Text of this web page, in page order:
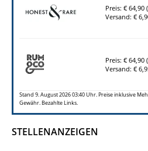
Preis: € 64,90
Versand: €
Preis: € 64,90
Versand: €
Stand 9. August 2026 03:40 Uhr. Preise inklusive
Gewähr. Bezahlte Links.
STELLENANZEIGEN